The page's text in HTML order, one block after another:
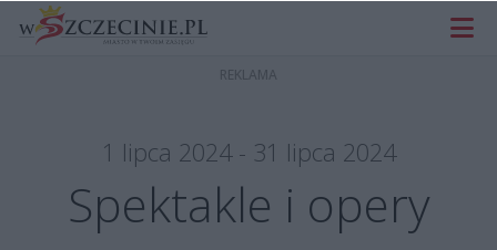
1 lipca 2024 - 31 lipca 2024
Spektakle i opery